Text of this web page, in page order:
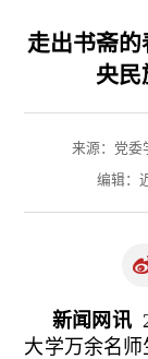
走出书斋
央民
来源：党委
编辑：
新闻网讯
大学万余名